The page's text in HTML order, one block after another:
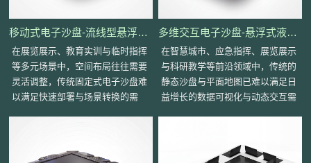
移动式电子沙盘-流线型悬浮台面·嵌入式大屏·万向轮移动底盘
在展览展示、教育实训与临时指挥
等多元场景中，空间布局往往需要
灵活调整，传统固定式电子沙盘难
以满足快速部署与场景转换的需
多维交互电子沙盘-悬浮式液压盖板·底部环绕光带
在智慧城市、应急指挥、展览展示
与科研教学等前沿领域中，传统的
静态沙盘与平面地图已难以满足日
益增长的数据可视化与动态交互需